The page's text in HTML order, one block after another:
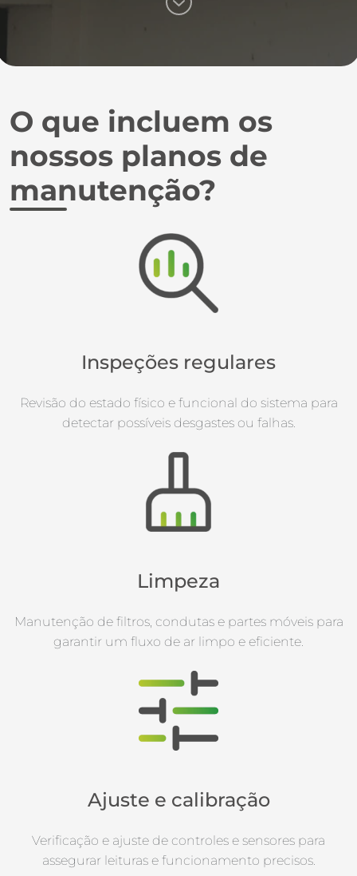
O que incluem os
nossos planos de
manutenção?
Inspeções regulares
Revisão do estado físico e funcional do sistema para
detectar possíveis desgastes ou falhas.
Limpeza
Manutenção de filtros, condutas e partes móveis para
garantir um fluxo de ar limpo e eficiente.
Ajuste e calibração
Verificação e ajuste de controles e sensores para
assegurar leituras e funcionamento precisos.